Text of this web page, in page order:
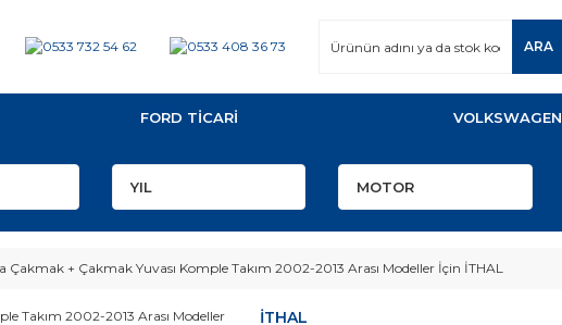
ARA
FORD TİCARİ VOLKSWAGEN
Çakmak + Çakmak Yuvası Komple Takım 2002-2013 Arası Modeller İçin İTHAL
İTHAL